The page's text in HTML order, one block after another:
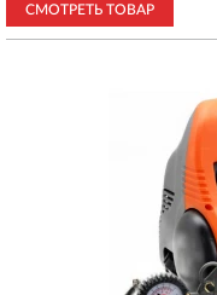
стравливания лишнего
понравилась сумка в
мячей, колёс велосипедов
Минус есть, как же без
проработает лет 10 без
можно закрыть глаза.
Вообщем, пока я доволен
СМОТРЕТЬ ТОВАР